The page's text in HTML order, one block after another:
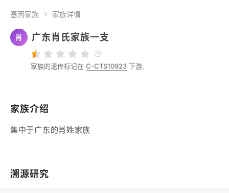
基因家族 家族详情
肖 广东肖氏家族一支
家族的遗传标记在 C-CTS10923 下游,
家族介绍
集中于广东的肖姓家族
溯源研究